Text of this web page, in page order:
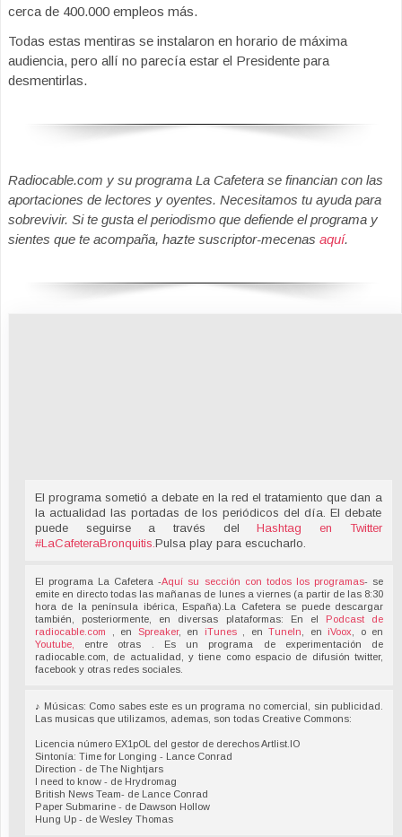
cerca de 400.000 empleos más.
Todas estas mentiras se instalaron en horario de máxima
audiencia, pero allí no parecía estar el Presidente para
desmentirlas.
Radiocable.com y su programa La Cafetera se financian con las
aportaciones de lectores y oyentes. Necesitamos tu ayuda para
sobrevivir. Si te gusta el periodismo que defiende el programa y
sientes que te acompaña, hazte suscriptor-mecenas aquí.
El programa sometió a debate en la red el tratamiento que dan a
la actualidad las portadas de los periódicos del día. El debate
puede seguirse a través delHashtag en Twitter
#LaCafeteraBronquitis.Pulsa play para escucharlo.
El programa La Cafetera -Aquí su sección con todos los programas- se
emite en directo todas las mañanas de lunes a viernes (a partir de las 8:30
hora de la península ibérica, España).La Cafetera se puede descargar
también, posteriormente, en diversas plataformas: En el
Podcast de
radiocable.com
, en Spreaker, en iTunes , enTuneIn , en iVoox , o en
Youtube,
entre otras . Es un programa de experimentación de
radiocable.com, de actualidad, y tiene como espacio de difusión twitter,
facebook y otras redes sociales.
♪ Músicas: Como sabes este es un programa no comercial, sin publicidad.
Las musicas que utilizamos, ademas, son todas Creative Commons:
Licencia número EX1pOL del gestor de derechos Artlist.IO
Sintonía: Time for Longing - Lance Conrad
Direction - de The Nightjars
I need to know - de Hrydromag
British News Team- de Lance Conrad
Paper Submarine - de Dawson Hollow
Hung Up - de Wesley Thomas